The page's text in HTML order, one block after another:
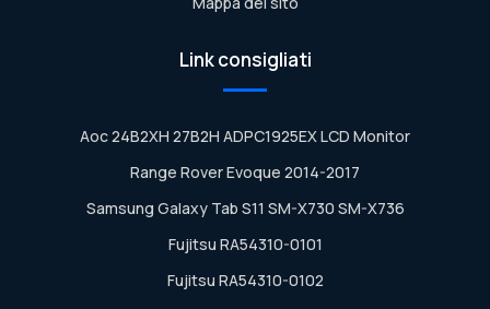
Link consigliati
Aoc 24B2XH 27B2H ADPC1925EX LCD Monitor
Range Rover Evoque 2014-2017
Samsung Galaxy Tab S11 SM-X730 SM-X736
Fujitsu RA54310-0101
Fujitsu RA54310-0102